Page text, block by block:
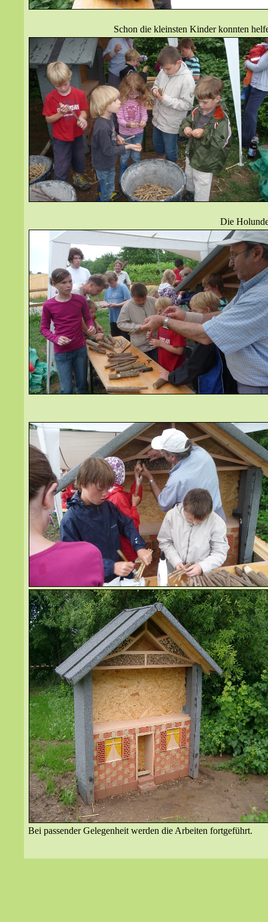
Schon die kleinsten Kinder konnten
Die
Bei passender Gelegenheit werden die Arbeiten fortgeführt.